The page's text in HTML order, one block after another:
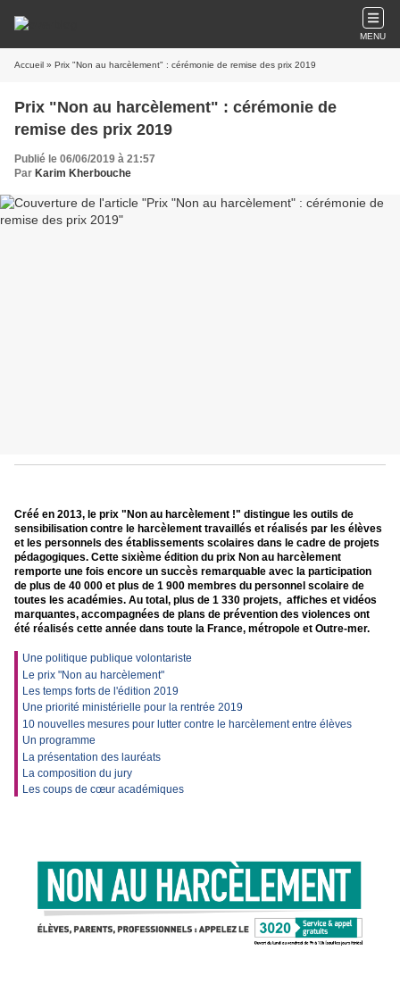
MENU
Accueil » Prix "Non au harcèlement" : cérémonie de remise des prix 2019
Prix "Non au harcèlement" : cérémonie de
remise des prix 2019
Publié le 06/06/2019 à 21:57
Par Karim Kherbouche
Créé en 2013, le prix "Non au harcèlement !" distingue les outils de
sensibilisation contre le harcèlement travaillés et réalisés par les élèves
et les personnels des établissements scolaires dans le cadre de projets
pédagogiques. Cette sixième édition du prix Non au harcèlement
remporte une fois encore un succès remarquable avec la participation
de plus de 40 000 et plus de 1 900 membres du personnel scolaire de
toutes les académies. Au total, plus de 1 330 projets, affiches et vidéos
marquantes, accompagnées de plans de prévention des violences ont
été réalisés cette année dans toute la France, métropole et Outre-mer.
Une politique publique volontariste
Le prix "Non au harcèlement"
Les temps forts de l'édition 2019
Une priorité ministérielle pour la rentrée 2019
10 nouvelles mesures pour lutter contre le harcèlement entre élèves
Un programme
La présentation des lauréats
La composition du jury
Les coups de cœur académiques